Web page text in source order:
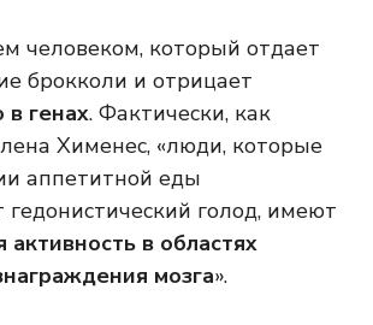
человеком, который отдает
брокколи и отрицает
в генах. Фактически, как
Хименес, «люди, которые
аппетитной еды
голод, имеют
в областях
мозга».